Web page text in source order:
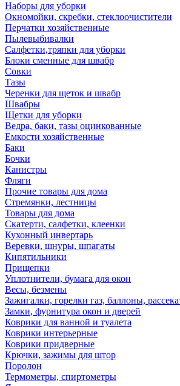
Наборы для уборки
Окномойки, скребки, стеклоочистители
Перчатки хозяйственные
Пылевыбивалки
Салфетки,тряпки для уборки
Блоки сменные для швабр
Совки
Тазы
Черенки для щеток и швабр
Швабры
Щетки для уборки
Ведра, баки, тазы оцинкованные
Емкости хозяйственные
Баки
Бочки
Канистры
Фляги
Прочие товары для дома
Стремянки, лестницы
Товары для дома
Скатерти, салфетки, клеенки
Кухонный инвертарь
Веревки, шнуры, шпагаты
Кипятильники
Прищепки
Уплотнители, бумага для окон
Весы, безмены
Зажигалки, горелки газ, баллоны,
Замки, фурнитура окон и дверей
Коврики для ванной и туалета
Коврики интерьерные
Коврики придверные
Крючки, зажимы для штор
Поролон
Термометры, спиртометры